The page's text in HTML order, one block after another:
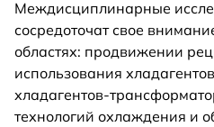
Междисциплинарные
сосредоточат свое
областях: продвижении
использования
хладагентов-
технологий охлаждения и